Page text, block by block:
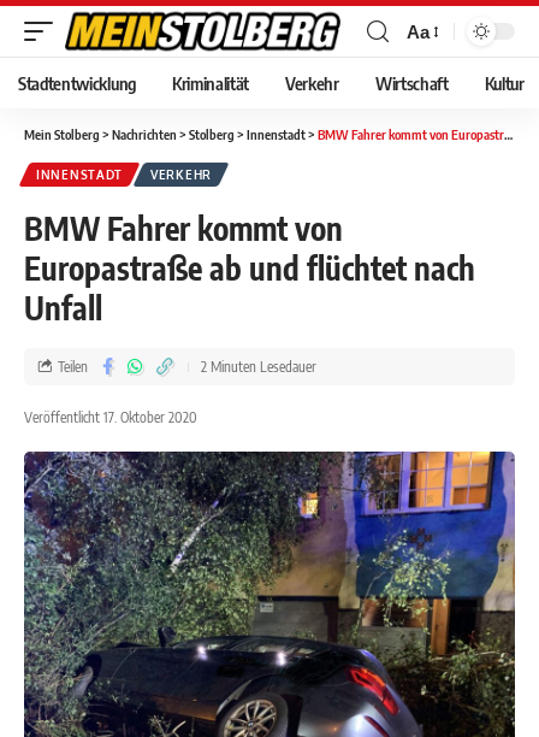
Aa
Stadtentwicklung Kriminalität Verkehr Wirtschaft Kultur
Mein Stolberg > Nachrichten > Stolberg > Innenstadt> BMW Fahrer kommt von Europastraße ab und flüchtet nach Unfall
INNENSTADT VERKEHR
BMW Fahrer kommt von
Europastraße ab und flüchtet nach
Unfall
Veröffentlicht 17. Oktober 2020
Teilen 2 Minuten Lesedauer